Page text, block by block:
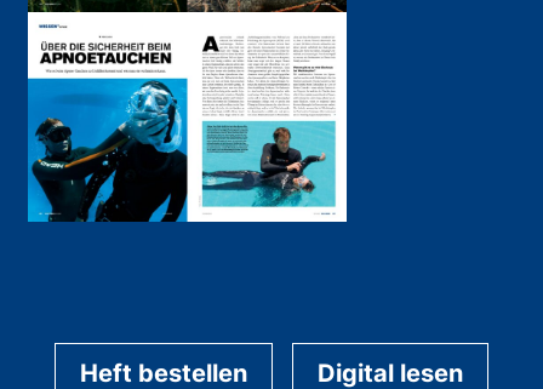
Heft bestellen Digital lesen